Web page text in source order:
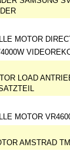
MOTOR
LOAD
MOTOR
AMSTRAD